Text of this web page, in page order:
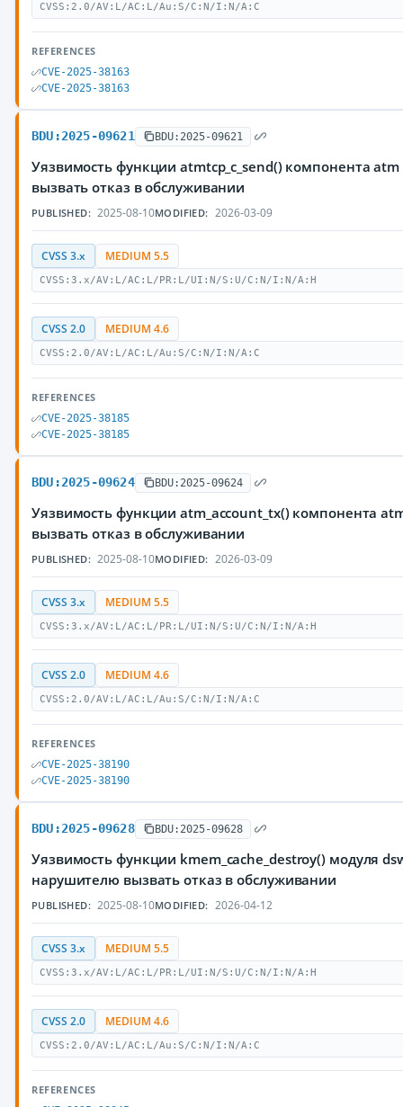
CVSS:2.0/AV:L/AC:L/Au:S/C:N/I:N/A:C
REFERENCES
CVE-2025-38163
CVE-2025-38163
BDU:2025-09621 BDU:2025-09621
Уязвимость функции atmtcp_c_send() компонента
вызвать отказ в обслуживании
PUBLISHED: 2025-08-10MODIFIED: 2026-03-09
CVSS 3.x MEDIUM 5.5
CVSS:3.x/AV:L/AC:L/PR:L/UI:N/S:U/C:N/I:N/A:H
CVSS 2.0 MEDIUM 4.6
CVSS:2.0/AV:L/AC:L/Au:S/C:N/I:N/A:C
REFERENCES
CVE-2025-38185
CVE-2025-38185
BDU:2025-09624 BDU:2025-09624
Уязвимость функции atm_account_tx() компонента
вызвать отказ в обслуживании
PUBLISHED: 2025-08-10MODIFIED: 2026-03-09
CVSS 3.x MEDIUM 5.5
CVSS:3.x/AV:L/AC:L/PR:L/UI:N/S:U/C:N/I:N/A:H
CVSS 2.0 MEDIUM 4.6
CVSS:2.0/AV:L/AC:L/Au:S/C:N/I:N/A:C
REFERENCES
CVE-2025-38190
CVE-2025-38190
BDU:2025-09628 BDU:2025-09628
Уязвимость функции kmem_cache_destroy() модуля
нарушителю вызвать отказ в обслуживании
PUBLISHED: 2025-08-10MODIFIED: 2026-04-12
CVSS 3.x MEDIUM 5.5
CVSS:3.x/AV:L/AC:L/PR:L/UI:N/S:U/C:N/I:N/A:H
CVSS 2.0 MEDIUM 4.6
CVSS:2.0/AV:L/AC:L/Au:S/C:N/I:N/A:C
REFERENCES